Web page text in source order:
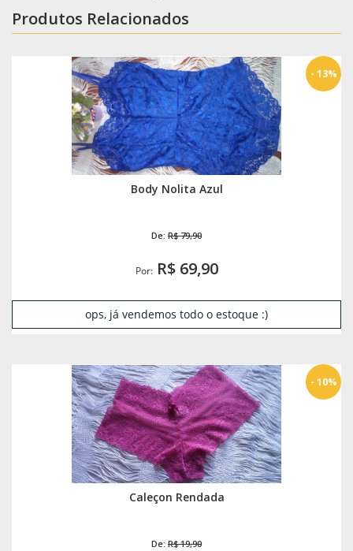
Produtos Relacionados
Body Nolita Azul
De: R$ 79,90
Por:R$ 69,90
- 13%
ops, já vendemos todo o estoque :)
Caleçon Rendada
De: R$ 19,90
- 10%